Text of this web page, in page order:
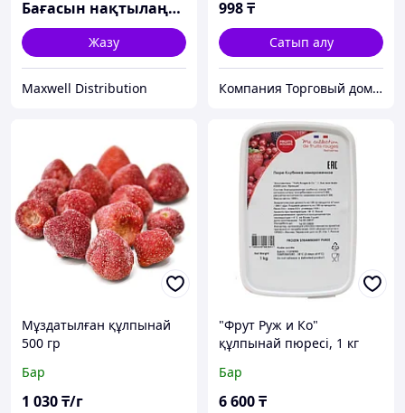
жемістер
Бағасын нақтылаңыз
Жазу
Maxwell Distribution
998₸
Сатып алу
Компания Торговый дом Продсервис
Мұздатылған құлпынай
500 гр
Бар
1 030₸/г
"Фрут Руж и Ко"
құлпынай пюресі, 1 кг
Бар
6 600₸